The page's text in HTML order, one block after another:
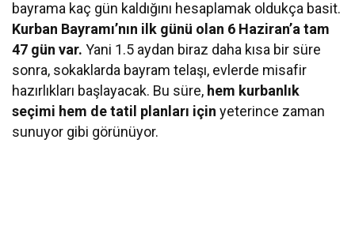
bayrama kaç gün kaldığını hesaplamak oldukça basit.
Kurban Bayramı’nın ilk günü olan 6 Haziran’a tam
47 gün var. Yani 1.5 aydan biraz daha kısa bir süre
sonra, sokaklarda bayram telaşı, evlerde misafir
hazırlıkları başlayacak. Bu süre, hem kurbanlık
seçimi hem de tatil planları için yeterince zaman
sunuyor gibi görünüyor.